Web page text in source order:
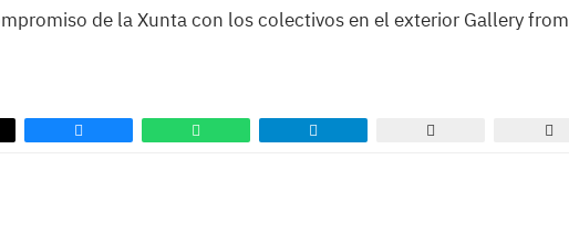
de la Xunta con los colectivos en el exterior Gallery from